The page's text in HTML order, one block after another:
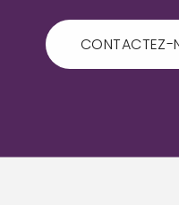
CONTACTEZ-